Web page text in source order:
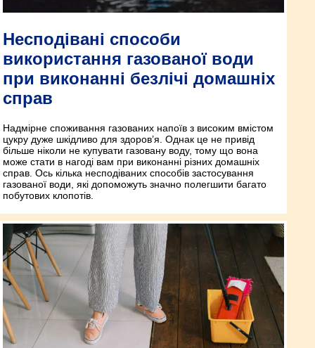
Несподівані способи
використання газованої води
при виконанні безлічі домашніх
справ
Надмірне споживання газованих напоїв з високим вмістом
цукру дуже шкідливо для здоров’я. Однак це не привід
більше ніколи не купувати газовану воду, тому що вона
може стати в нагоді вам при виконанні різних домашніх
справ. Ось кілька несподіваних способів застосування
газованої води, які допоможуть значно полегшити багато
побутових клопотів.